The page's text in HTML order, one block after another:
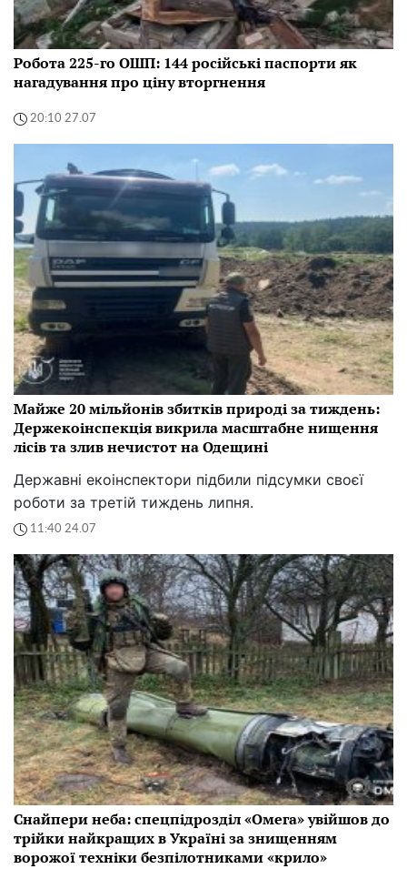
Робота 225-го ОШП: 144 російські паспорти як
нагадування про ціну вторгнення
20:10 27.07
Майже 20 мільйонів збитків природі за тиждень:
Держекоінспекція викрила масштабне нищення
лісів та злив нечистот на Одещині
Державні екоінспектори підбили підсумки своєї
роботи за третій тиждень липня.
11:40 24.07
Снайпери неба: спецпідрозділ «Омега» увійшов до
трійки найкращих в Україні за знищенням
ворожої техніки безпілотниками «крило»